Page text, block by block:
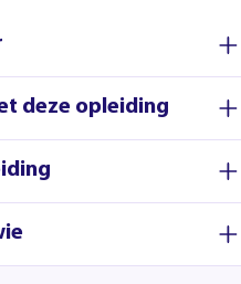
deze opleiding